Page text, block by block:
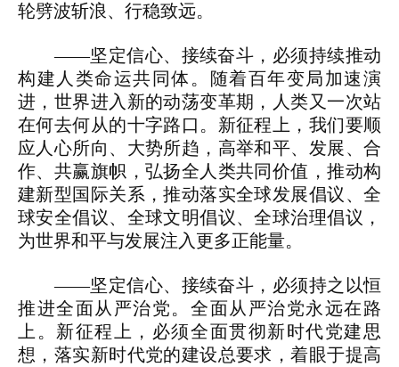
轮劈波斩浪、行稳致远。
——坚定信心、接续奋斗，必须持续推动
构建人类命运共同体。随着百年变局加速演
进，世界进入新的动荡变革期，人类又一次站
在何去何从的十字路口。新征程上，我们要顺
应人心所向、大势所趋，高举和平、发展、合
作、共赢旗帜，弘扬全人类共同价值，推动构
建新型国际关系，推动落实全球发展倡议、全
球安全倡议、全球文明倡议、全球治理倡议，
为世界和平与发展注入更多正能量。
——坚定信心、接续奋斗，必须持之以恒
推进全面从严治党。全面从严治党永远在路
上。新征程上，必须全面贯彻新时代党建思
想，落实新时代党的建设总要求，着眼于提高